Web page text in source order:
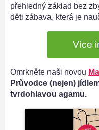
přehledný základ bez
děti zábava, která je
Více
Omrkněte naši novou
Průvodce (nejen)
tvrdohlavou agamu.